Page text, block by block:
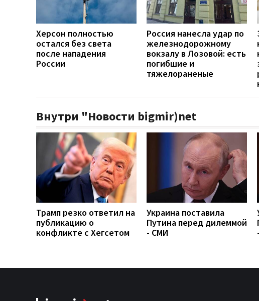
Херсон полностью
остался без света
после нападения
России
Россия нанесла удар по
железнодорожному
вокзалу в Лозовой: есть
погибшие и
тяжелораненые
Внутри "Новости bigmir)net
Трамп резко ответил на
публикацию о
конфликте с Хегсетом
Украина поставила
Путина перед дилеммой
- СМИ